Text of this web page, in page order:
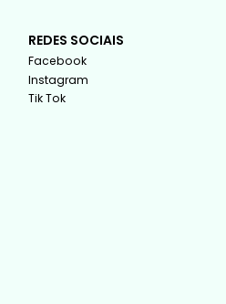
REDES SOCIAIS
Facebook
Instagram
Tik Tok